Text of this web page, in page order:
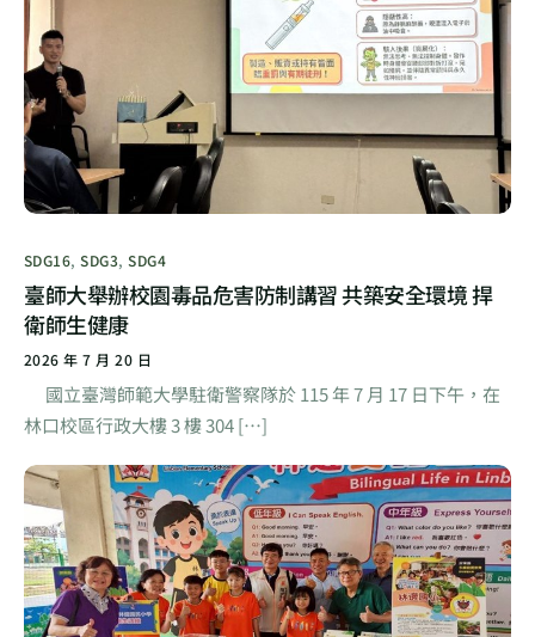
SDG16,SDG3,SDG4
臺師大舉辦校園毒品危害防制講習 共築安全環境 捍
衛師生健康
2026 年 7 月 20 日
國立臺灣師範大學駐衛警察隊於 115 年 7 月 17 日下午，在
林口校區行政大樓 3 樓 304 […]